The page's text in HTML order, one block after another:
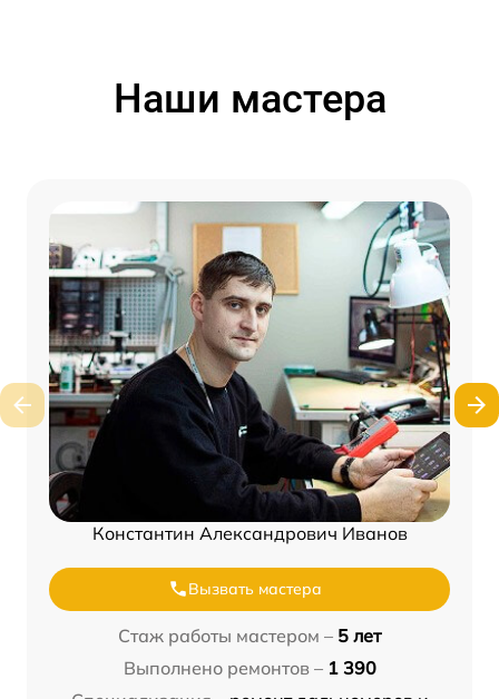
Наши мастера
Константин Александрович Иванов
Вызвать мастера
Стаж работы мастером – 5 лет
Выполнено ремонтов – 1 390